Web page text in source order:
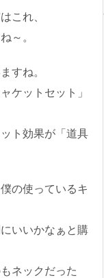
これ、
～。
すね。
ケットセット」
ト効果が「道具
の使っているキ
いいかなぁと購
ネックだった